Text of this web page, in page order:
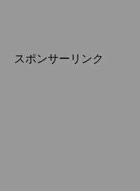
スポンサーリンク